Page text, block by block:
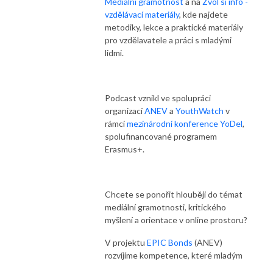
vzdělávací materiály, kde najdete
metodiky, lekce a praktické materiály
pro vzdělavatele a práci s mladými
lidmi.
Podcast vznikl ve spolupráci
organizacíANEVa YouthWatch v
rámcimezinárodní konference YoDel,
spolufinancované programem
Erasmus+.
Chcete se ponořit hlouběji do témat
mediální gramotnosti, kritického
myšlení a orientace v online prostoru?
V projektu EPIC Bonds (ANEV)
rozvíjíme kompetence, které mladým